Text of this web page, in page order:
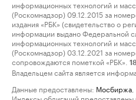
информационных технологий и
(Роскомнадзор) 09.12.2015 за
издания «РБК» (свидетельство о
информации выдано Федеральной
информационных технологий и
(Роскомнадзор) 03.12.2021 за
сопровождаются пометкой «РБК».
Владельцем сайта является
Данные предоставлены: Мосбиржа